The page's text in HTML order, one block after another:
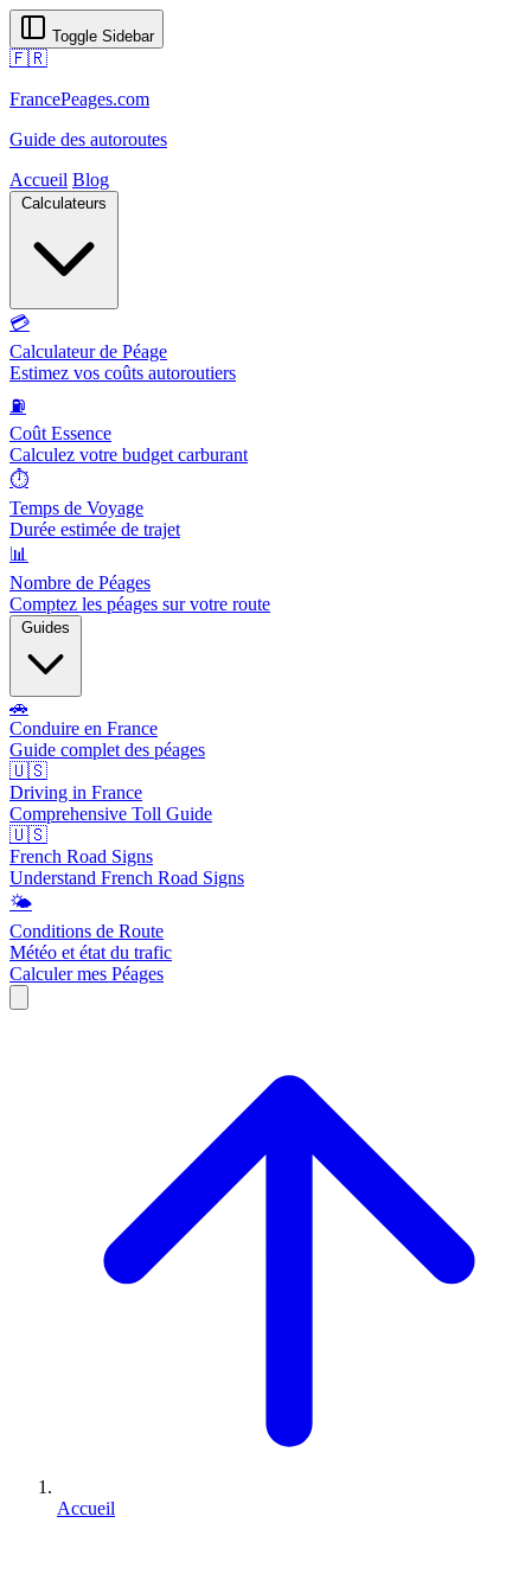
Toggle Sidebar
🇫🇷
FrancePeages.com
Guide des autoroutes
Accueil Blog
Calculateurs
💳
Calculateur de Péage
Estimez vos coûts autoroutiers
⛽
Coût Essence
Calculez votre budget carburant
⏱️
Temps de Voyage
Durée estimée de trajet
📊
Nombre de Péages
Comptez les péages sur votre route
Guides
🚗
Conduire en France
Guide complet des péages
🇺🇸
Driving in France
Comprehensive Toll Guide
🇺🇸
French Road Signs
Understand French Road Signs
🌤️
Conditions de Route
Météo et état du trafic
Calculer mes Péages
Accueil